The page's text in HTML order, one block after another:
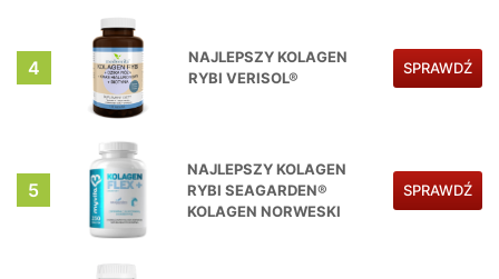
4
NAJLEPSZY KOLAGEN
RYBI VERISOL®
SPRAWDŹ
5
NAJLEPSZY KOLAGEN
RYBI SEAGARDEN®
KOLAGEN NORWESKI
SPRAWDŹ